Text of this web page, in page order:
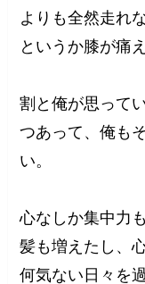
よりも全然走れな
というか膝が痛え
割と俺が思って
つあって、俺も
い。
心なしか集中力
髪も増えたし、
何気ない日々を